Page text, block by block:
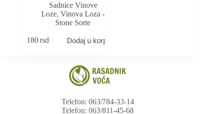
Sadnice Vinove
Loze,Vinova Loza -
Stone Sorte
180rsd Dodaj u korpu
Telefon: 063/784-33-14
Telefon: 063/811-45-68